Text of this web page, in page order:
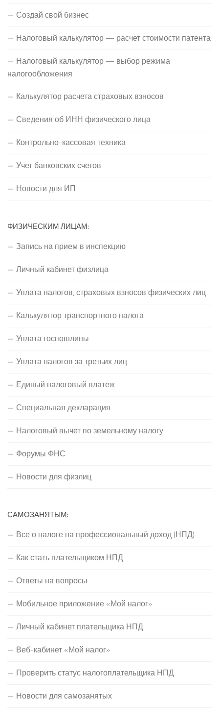
Создай свой бизнес
Налоговый калькулятор — расчет стоимости патента
Налоговый калькулятор — выбор режима
налогообложения
Калькулятор расчета страховых взносов
Сведения об ИНН физического лица
Контрольно-кассовая техника
Учет банковских счетов
Новости для ИП
ФИЗИЧЕСКИМ ЛИЦАМ:
Запись на прием в инспекцию
Личный кабинет физлица
Уплата налогов, страховых взносов физических лиц
Калькулятор транспортного налога
Уплата госпошлины
Уплата налогов за третьих лиц
Единый налоговый платеж
Специальная декларация
Налоговый вычет по земельному налогу
Форумы ФНС
Новости для физлиц
САМОЗАНЯТЫМ:
Все о налоге на профессиональный доход (НПД)
Как стать плательщиком НПД
Ответы на вопросы
Мобильное приложение «Мой налог»
Личный кабинет плательщика НПД
Веб-кабинет «Мой налог»
Проверить статус налогоплательщика НПД
Новости для самозанятых